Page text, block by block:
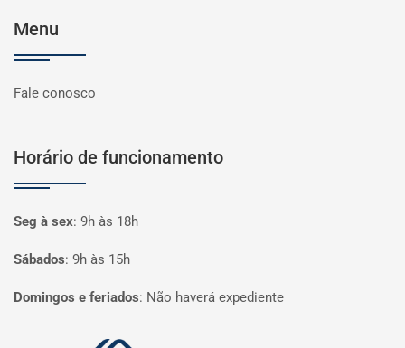
Menu
Fale conosco
Horário de funcionamento
Seg à sex: 9h às 18h
Sábados: 9h às 15h
Domingos e feriados: Não haverá expediente